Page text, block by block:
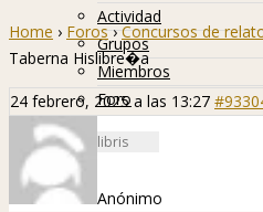
Actividad
Grupos
Miembros
Foro
Home › Foros › Concursos de
Taberna Hislibre�a
24 febrero, 2025 a las 13:27
Anónimo